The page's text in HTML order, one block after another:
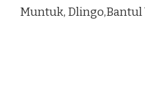
Muntuk, Dlingo,Bantul